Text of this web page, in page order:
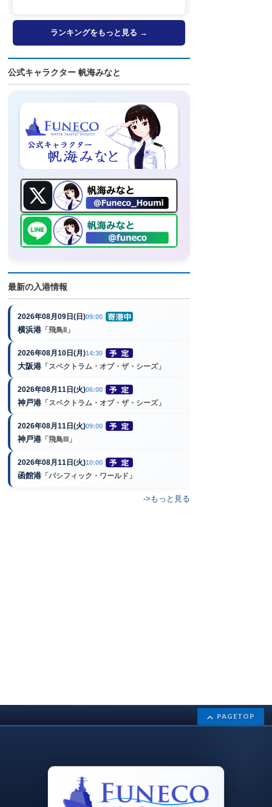
ランキングをもっと見る →
公式キャラクター 帆海みなと
最新の入港情報
2026年08月09日(日)09:00
横浜港 「飛鳥II」
2026年08月10日(月)14:30
大阪港 「スペクトラム・オブ・ザ・シーズ」
2026年08月11日(火)06:00
神戸港 「スペクトラム・オブ・ザ・シーズ」
2026年08月11日(火)09:00
神戸港 「飛鳥III」
2026年08月11日(火)10:00
函館港 「パシフィック・ワールド」
->もっと見る
PAGETOP